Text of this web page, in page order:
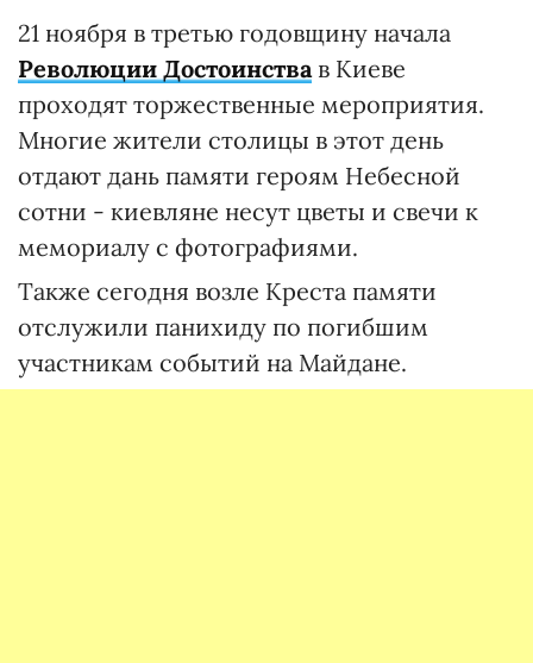
21 ноября в третью годовщину начала
Революции Достоинства в Киеве
проходят торжественные мероприятия.
Многие жители столицы в этот день
отдают дань памяти героям Небесной
сотни - киевляне несут цветы и свечи к
мемориалу с фотографиями.
Также сегодня возле Креста памяти
отслужили панихиду по погибшим
участникам событий на Майдане.